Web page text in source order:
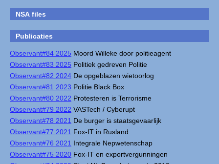
NSA files
Publicaties
Observant#84 2025 Moord Willeke door politieagent
Observant#83 2025 Politiek gedreven Politie
Observant#82 2024 De opgeblazen wietoorlog
Observant#81 2023 Politie Black Box
Observant#80 2022 Protesteren is Terrorisme
Observant#79 2022 VASTech / Cyberupt
Observant#78 2021 De burger is staatsgevaarlijk
Observant#77 2021 Fox-IT in Rusland
Observant#76 2021 Integrale Nepwetenschap
Observant#75 2020 Fox-IT en exportvergunningen